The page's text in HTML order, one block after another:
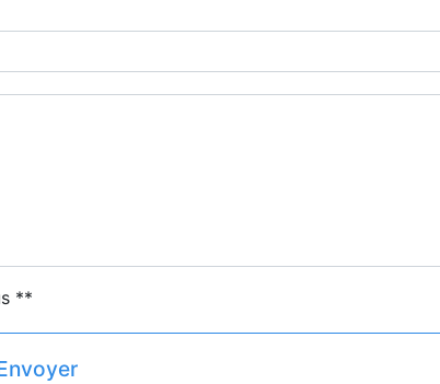
**